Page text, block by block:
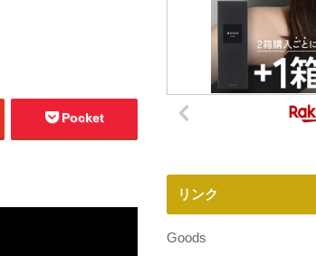
Pocket
リンク
Goods